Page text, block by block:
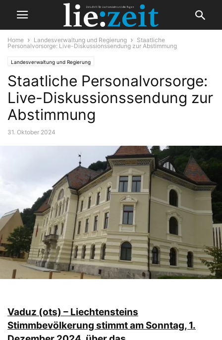
Home Landesverwaltung und Regierung
Staatliche
Personalvorsorge: Live-Diskussionssendung zur Abstimmung
Landesverwaltung und Regierung
Staatliche Personalvorsorge:
Live-Diskussionssendung zur
Abstimmung
31. Oktober 2024
Vaduz (ots) – Liechtensteins
Stimmbevölkerung stimmt am Sonntag, 1.